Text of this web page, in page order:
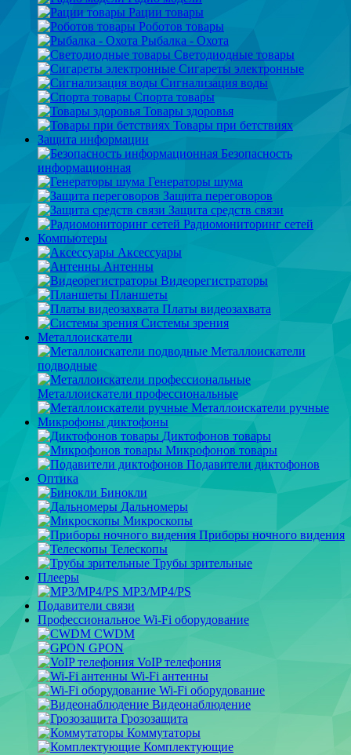
Рации товары
Роботов товары
Рыбалка - Охота
Светодиодные товары
Сигареты электронные
Сигнализация воды
Спорта товары
Товары здоровья
Товары при бетствиях
Защита информации
Безопасность
информационная
Генераторы шума
Защита переговоров
Защита средств связи
Радиомониторинг сетей
Компьютеры
Аксессуары
Антенны
Видеорегистраторы
Планшеты
Платы видеозахвата
Системы зрения
Металлоискатели
Металлоискатели
подводные
Металлоискатели профессиональные
Металлоискатели ручные
Микрофоны диктофоны
Диктофонов товары
Микрофонов товары
Подавители диктофонов
Оптика
Бинокли
Дальномеры
Микроскопы
Приборы ночного видения
Телескопы
Трубы зрительные
Плееры
MP3/MP4/PS
Подавители связи
Профессиональное Wi-Fi оборудование
CWDM
GPON
VoIP телефония
Wi-Fi антенны
Wi-Fi оборудование
Видеонаблюдение
Грозозащита
Коммутаторы
Комплектующие